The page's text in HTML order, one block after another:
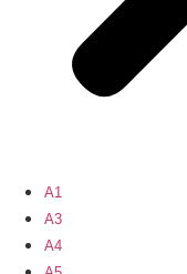
A1
A3
A4